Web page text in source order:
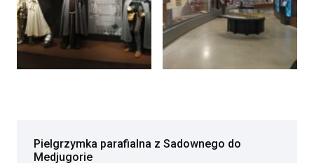
Pielgrzymka parafialna z Sadownego do
Medjugorie